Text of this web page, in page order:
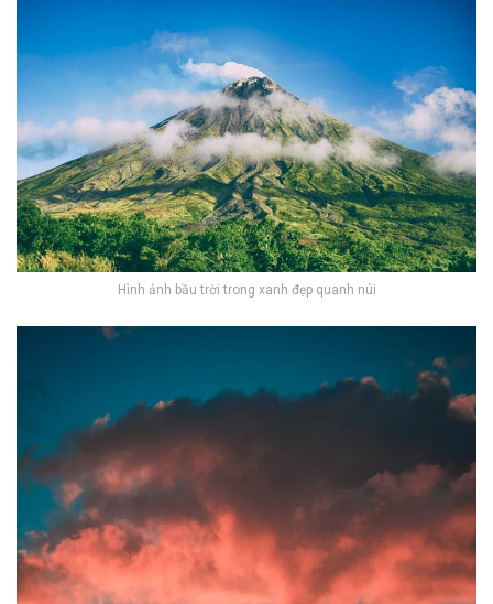
Hình ảnh bầu trời trong xanh đẹp quanh núi